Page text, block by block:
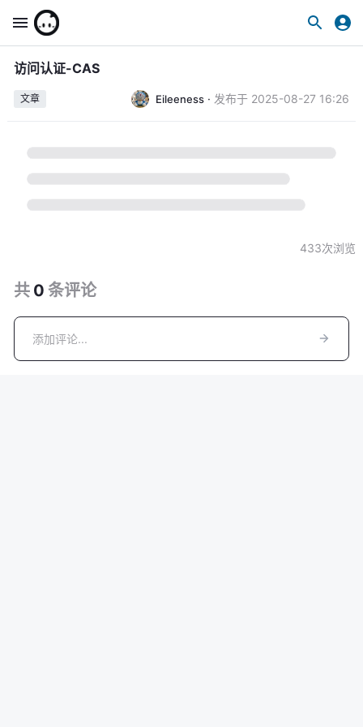
访问认证-CAS
文章 Eileeness · 发布于 2025-08-27 16:26
433次浏览
共 0 条评论